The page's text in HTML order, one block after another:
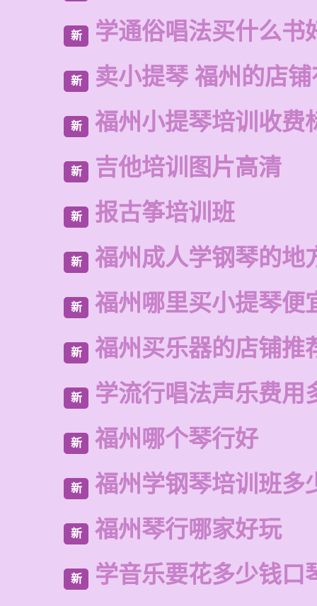
新 学通俗唱法买什么书
新 卖小提琴 福州的店
新 福州小提琴培训收费
新 吉他培训图片高清
新 报古筝培训班
新 福州成人学钢琴的地
新 福州哪里买小提琴便
新 福州买乐器的店铺推
新 学流行唱法声乐费用
新 福州哪个琴行好
新 福州学钢琴培训班多
新 福州琴行哪家好玩
新 学音乐要花多少钱口